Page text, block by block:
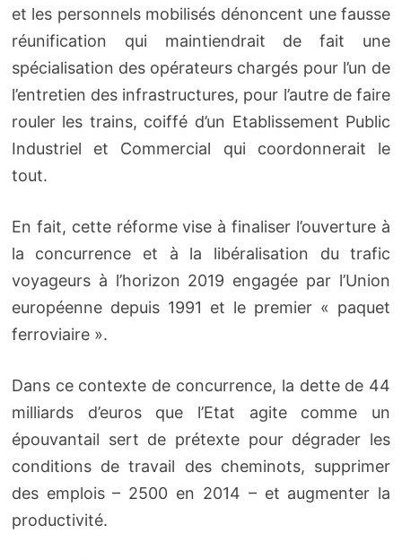
et les personnels mobilisés dénoncent une fausse
réunification qui maintiendrait de fait une
spécialisation des opérateurs chargés pour l’un de
l’entretien des infrastructures, pour l’autre de faire
rouler les trains, coiffé d’un Etablissement Public
Industriel et Commercial qui coordonnerait le
tout.
En fait, cette réforme vise à finaliser l’ouverture à
la concurrence et à la libéralisation du trafic
voyageurs à l’horizon 2019 engagée par l’Union
européenne depuis 1991 et le premier « paquet
ferroviaire ».
Dans ce contexte de concurrence, la dette de 44
milliards d’euros que l’Etat agite comme un
épouvantail sert de prétexte pour dégrader les
conditions de travail des cheminots, supprimer
des emplois – 2500 en 2014 – et augmenter la
productivité.